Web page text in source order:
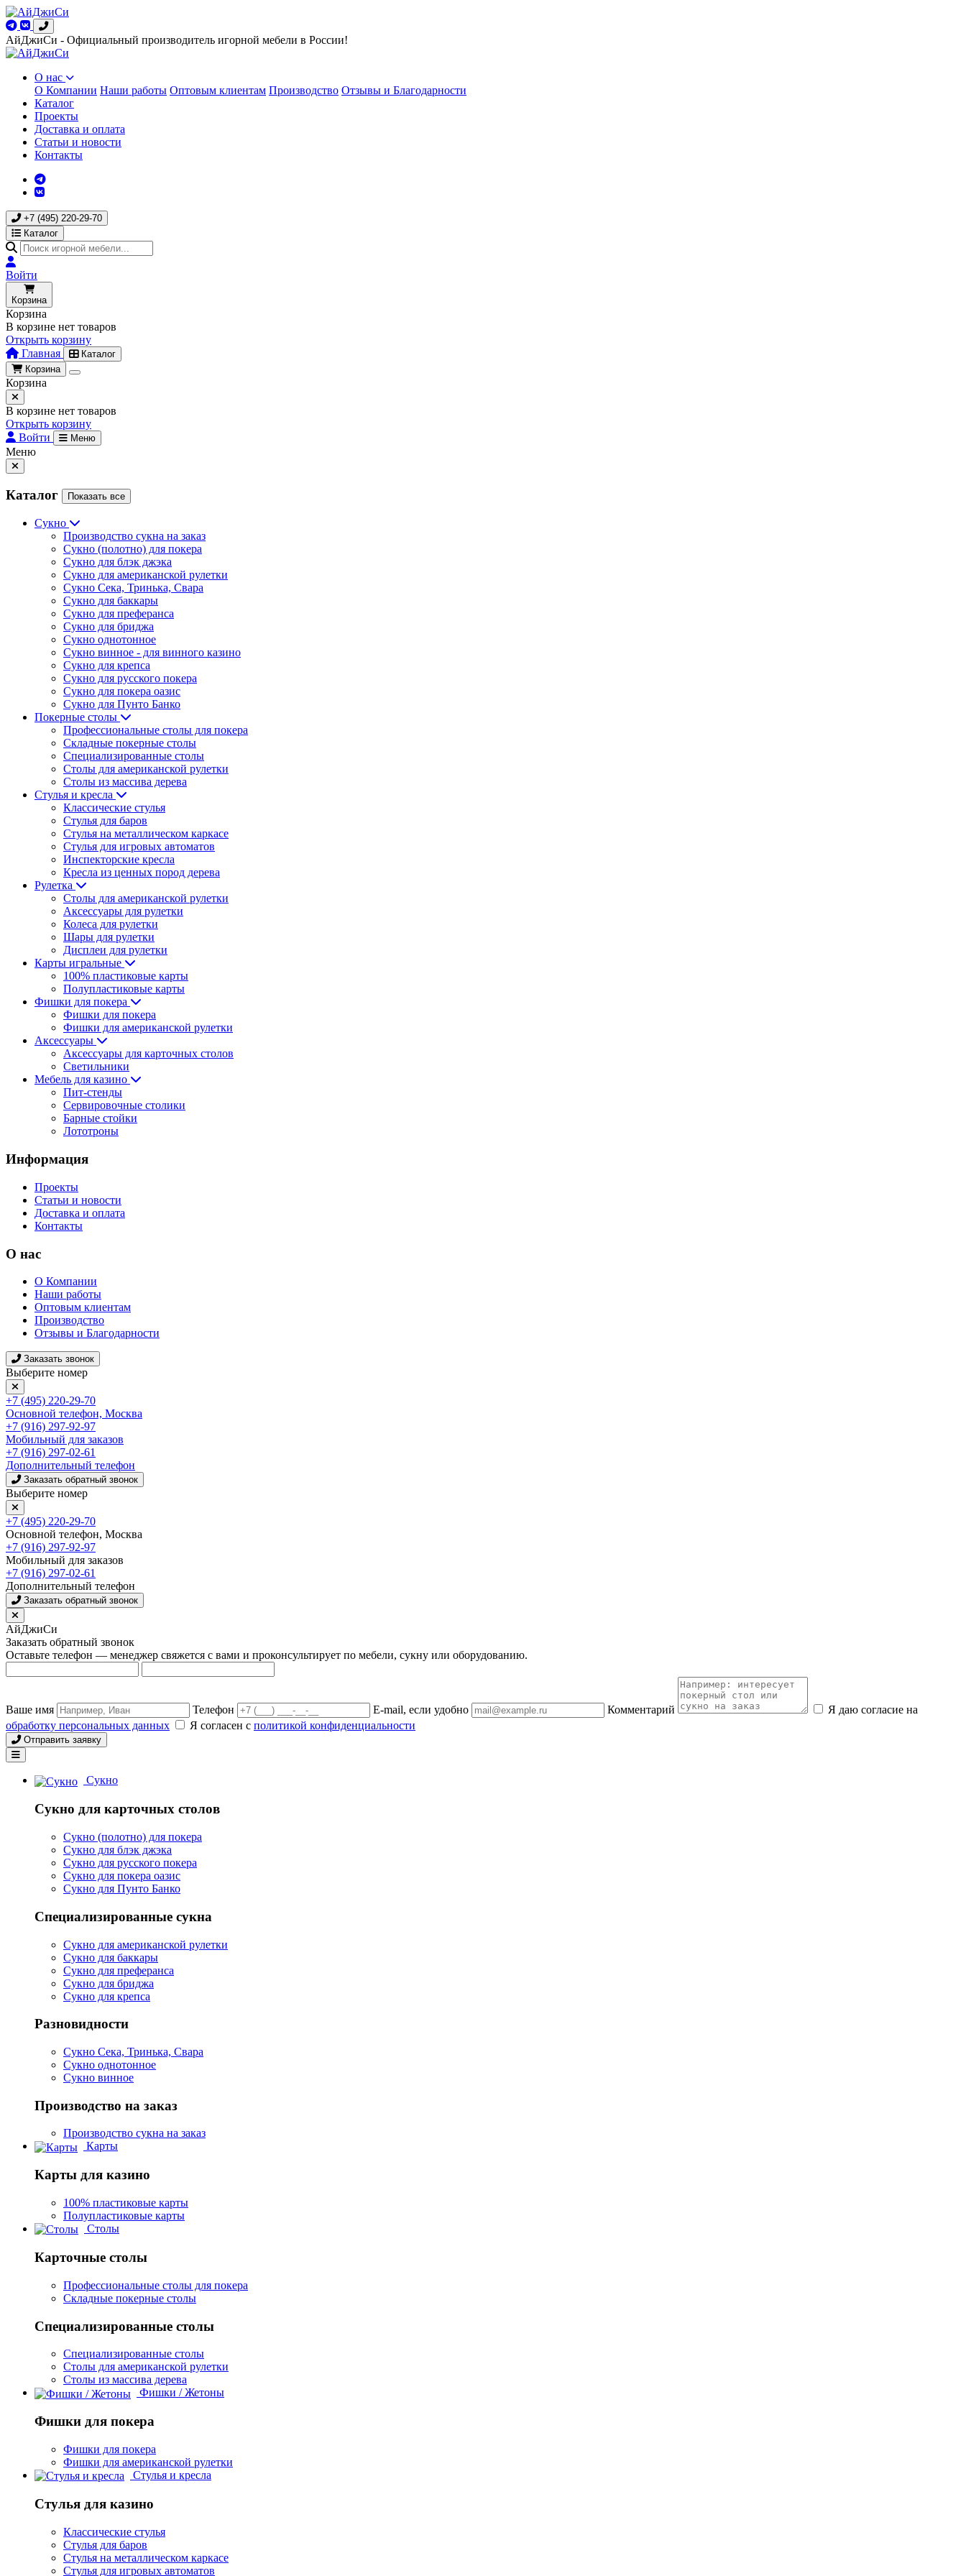
АйДжиСи - Официальный производитель игорной мебели в России!
О нас
О Компании Наши работы Оптовым клиентам Производство Отзывы и Благодарности
Каталог
Проекты
Доставка и оплата
Статьи и новости
Контакты
+7 (495) 220-29-70
Каталог
Войти
Корзина
Корзина
В корзине нет товаров
Открыть корзину
Главная
Каталог
Корзина
Корзина
В корзине нет товаров
Открыть корзину
Войти
Меню
Меню
Каталог Показать все
Сукно
Производство сукна на заказ
Сукно (полотно) для покера
Сукно для блэк джэка
Сукно для американской рулетки
Сукно Сека, Тринька, Свара
Сукно для баккары
Сукно для преферанса
Сукно для бриджа
Сукно однотонное
Сукно винное - для винного казино
Сукно для крепса
Сукно для русского покера
Сукно для покера оазис
Сукно для Пунто Банко
Покерные столы
Профессиональные столы для покера
Складные покерные столы
Специализированные столы
Столы для американской рулетки
Столы из массива дерева
Стулья и кресла
Классические стулья
Стулья для баров
Стулья на металлическом каркасе
Стулья для игровых автоматов
Инспекторские кресла
Кресла из ценных пород дерева
Рулетка
Столы для американской рулетки
Аксессуары для рулетки
Колеса для рулетки
Шары для рулетки
Дисплеи для рулетки
Карты игральные
100% пластиковые карты
Полупластиковые карты
Фишки для покера
Фишки для покера
Фишки для американской рулетки
Аксессуары
Аксессуары для карточных столов
Светильники
Мебель для казино
Пит-стенды
Сервировочные столики
Барные стойки
Лототроны
Информация
Проекты
Статьи и новости
Доставка и оплата
Контакты
О нас
О Компании
Наши работы
Оптовым клиентам
Производство
Отзывы и Благодарности
Заказать звонок
Выберите номер
+7 (495) 220-29-70
Основной телефон, Москва
+7 (916) 297-92-97
Мобильный для заказов
+7 (916) 297-02-61
Дополнительный телефон
Заказать обратный звонок
Выберите номер
+7 (495) 220-29-70
Основной телефон, Москва
+7 (916) 297-92-97
Мобильный для заказов
+7 (916) 297-02-61
Дополнительный телефон
Заказать обратный звонок
АйДжиСи
Заказать обратный звонок
Оставьте телефон — менеджер свяжется с вами и проконсультирует по мебели, сукну или оборудованию.
Ваше имя Телефон E-mail, если удобно Комментарий
Я даю согласие на
обработку персональных данных
Я согласен с политикой конфиденциальности
Отправить заявку
Сукно
Сукно для карточных столов
Сукно (полотно) для покера
Сукно для блэк джэка
Сукно для русского покера
Сукно для покера оазис
Сукно для Пунто Банко
Специализированные сукна
Сукно для американской рулетки
Сукно для баккары
Сукно для преферанса
Сукно для бриджа
Сукно для крепса
Разновидности
Сукно Сека, Тринька, Свара
Сукно однотонное
Сукно винное
Производство на заказ
Производство сукна на заказ
Карты
Карты для казино
100% пластиковые карты
Полупластиковые карты
Столы
Карточные столы
Профессиональные столы для покера
Складные покерные столы
Специализированные столы
Специализированные столы
Столы для американской рулетки
Столы из массива дерева
Фишки / Жетоны
Фишки для покера
Фишки для покера
Фишки для американской рулетки
Стулья и кресла
Стулья для казино
Классические стулья
Стулья для баров
Стулья на металлическом каркасе
Стулья для игровых автоматов